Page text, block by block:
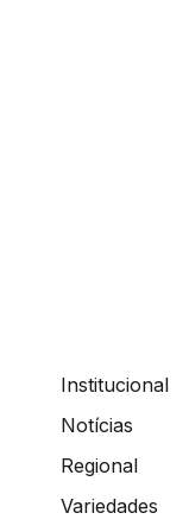
Institucional
Notícias
Regional
Variedades